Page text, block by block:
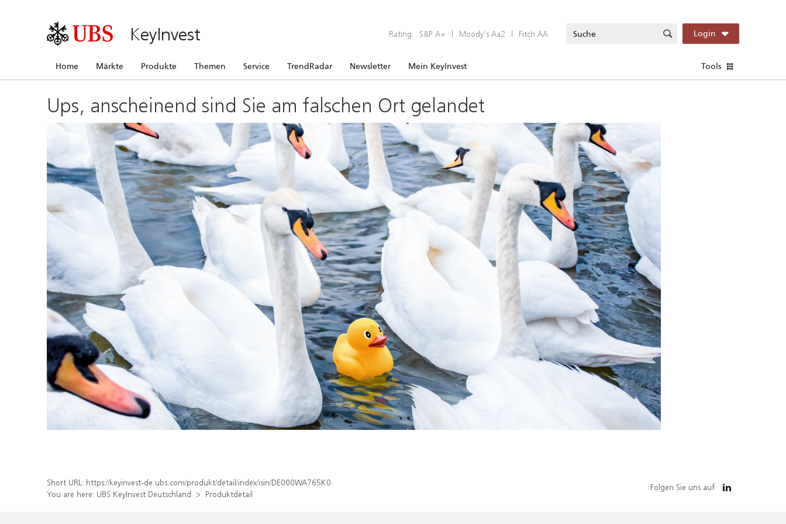
KeyInvest Rating: S&P A+ | Moody’s Aa2 | Fitch AA Login
Home Märkte Produkte Themen Service TrendRadar Newsletter Mein KeyInvest Tools
Ups, anscheinend sind Sie am falschen Ort gelandet
Short URL: https://keyinvest-de.ubs.com/produkt/detail/index/isin/DE000WA765K0
You are here: UBS KeyInvest Deutschland Produktdetail
Folgen Sie uns auf